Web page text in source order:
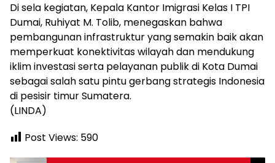
Di sela kegiatan, Kepala Kantor Imigrasi Kelas I TPI
Dumai, Ruhiyat M. Tolib, menegaskan bahwa
pembangunan infrastruktur yang semakin baik akan
memperkuat konektivitas wilayah dan mendukung
iklim investasi serta pelayanan publik di Kota Dumai
sebagai salah satu pintu gerbang strategis Indonesia
di pesisir timur Sumatera.
(LINDA)
Post Views: 590